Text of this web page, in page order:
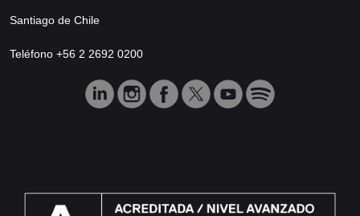
Santiago de Chile
Teléfono +56 2 2692 0200